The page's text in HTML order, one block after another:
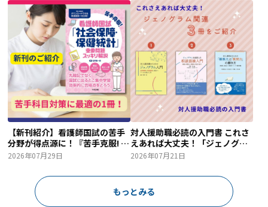
【新刊紹介】看護師国試の苦手
分野が得点源に！『苦手克服! 看
護師国試「社会保障・保健統
2026年07月29日
対人援助職必読の入門書 これさ
えあれば大丈夫！「ジェノグラ
ム」関連3冊をご紹介
2026年07月21日
もっとみる